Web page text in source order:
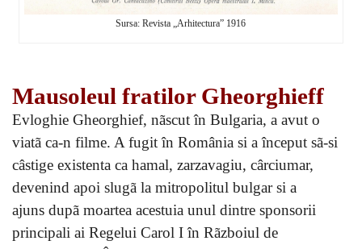
Sursa: Revista „Arhitectura” 1916
Mausoleul fratilor Gheorghieff
Evloghie Gheorghief, nãscut în Bulgaria, a avut o
viatã ca-n filme. A fugit în România si a început sã-si
câstige existenta ca hamal, zarzavagiu, cârciumar,
devenind apoi slugã la mitropolitul bulgar si a
ajuns dupã moartea acestuia unul dintre sponsorii
principali ai Regelui Carol I în Rãzboiul de